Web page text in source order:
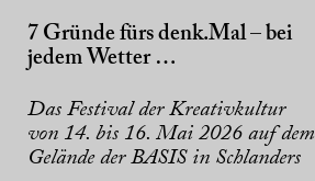
7 Gründe fürs denk.Mal – bei
jedem Wetter …
Das Festival der Kreativkultur
von 14. bis 16. Mai 2026 auf dem
Gelände der BASIS in Schlanders